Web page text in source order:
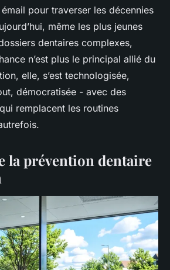
pour traverser les décennies
même les plus jeunes
dentaires complexes,
n’est plus le principal allié du
elle, s’est technologisée,
démocratisée - avec des
remplacent les routines
la prévention dentaire